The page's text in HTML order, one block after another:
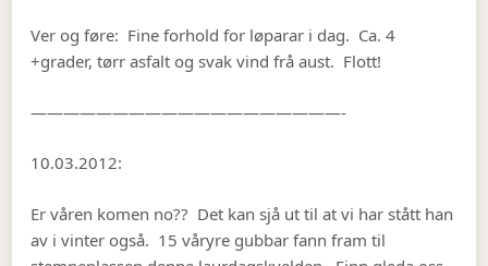
Ver og føre: Fine forhold for løparar i dag. Ca. 4
+grader, tørr asfalt og svak vind frå aust. Flott!
———————————————————-
10.03.2012:
Er våren komen no?? Det kan sjå ut til at vi har stått han
av i vinter også. 15 våryre gubbar fann fram til